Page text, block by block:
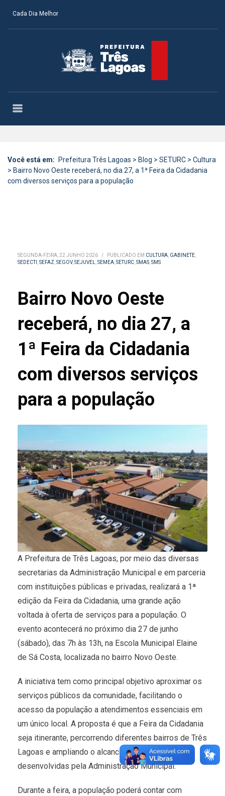
Cada Dia Melhor
Você está em: Prefeitura Três Lagoas > Blog > SETURC > Cultura
> Bairro Novo Oeste receberá, no dia 27, a 1ª Feira da Cidadania
com diversos serviços para a população
SEGUNDA-FEIRA, 22 JUNHO 2026 / PUBLICADO EM CULTURA, GABINETE,
SEDECTI ,SEFAZ,SEGOV,SEJUVEL,SEMEA,SETURC,SMAS,SMS
Bairro Novo Oeste
receberá, no dia 27, a
1ª Feira da Cidadania
com diversos serviços
para a população
A Prefeitura de Três Lagoas, por meio das diversas
secretarias da Administração Municipal e em parceria
com instituições públicas e privadas, realizará a 1ª
edição da Feira da Cidadania, uma grande ação
voltada à oferta de serviços para a população. O
evento acontecerá no próximo dia 27 de junho
(sábado), das 7h às 13h, na Escola Municipal Elaine
de Sá Costa, localizada no bairro Novo Oeste.
A iniciativa tem como principal objetivo aproximar os
serviços públicos da comunidade, facilitando o
acesso da população a atendimentos essenciais em
um único local. A proposta é que a Feira da Cidadania
seja itinerante, percorrendo diferentes bairros de Três
Lagoas e ampliando o alcance das ações
desenvolvidas pela Administração Municipal.
Durante a feira, a população poderá contar com